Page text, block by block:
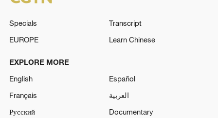
Specials
Transcript
EUROPE
Learn Chinese
EXPLORE MORE
English
Español
Français
العربية
Русский
Documentary